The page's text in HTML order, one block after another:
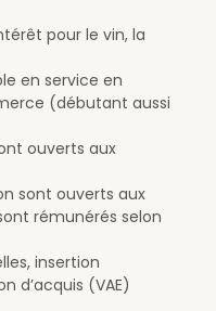
pour le vin, la
en service en
(débutant aussi
ouverts aux
sont ouverts aux
rémunérés selon
insertion
d’acquis (VAE)